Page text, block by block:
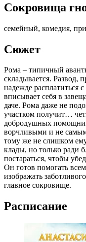
Сокровища
семейный, комедия,
Сюжет
Рома – типичный
складывается. Развод,
надежде расплатиться
вписывает себя в
даче. Рома даже не
участком получит…
добродушных
ворчливыми и не
тому же не слишком
клады, но только ради
постараться, чтобы
Он готов помогать
изображать
главное сокровище.
Расписание